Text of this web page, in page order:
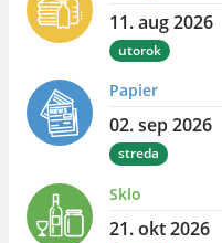
11. aug 2026
utorok
Papier
02. sep 2026
streda
Sklo
21. okt 2026